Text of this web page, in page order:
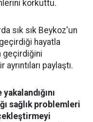
korkuttu.
sık sık Beykoz'un
hayatla
geçirdiğini
paylaştı.
sağlık problemleri